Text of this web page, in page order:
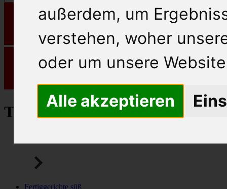
außerdem, um
verstehen, woher
oder um unsere
Alle akzeptieren
Tiefkühlprodukte
Fertiggerichte süß